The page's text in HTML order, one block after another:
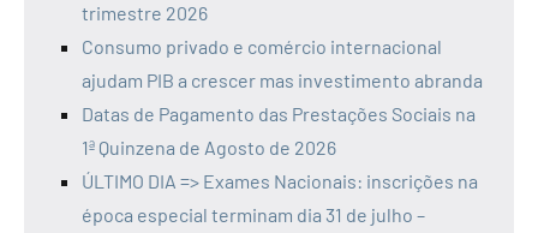
trimestre 2026
Consumo privado e comércio internacional
ajudam PIB a crescer mas investimento abranda
Datas de Pagamento das Prestações Sociais na
1ª Quinzena de Agosto de 2026
ÚLTIMO DIA => Exames Nacionais: inscrições na
época especial terminam dia 31 de julho –